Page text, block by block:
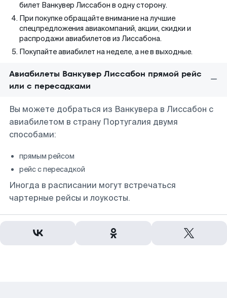
билет Ванкувер Лиссабон в одну сторону.
При покупке обращайте внимание на лучшие
спецпредложения авиакомпаний, акции, скидки и
распродажи авиабилетов из Лиссабона.
Покупайте авиабилет на неделе, а не в выходные.
Авиабилеты Ванкувер Лиссабон прямой рейс
или с пересадками
Вы можете добраться из Ванкувера в Лиссабон с
авиабилетом в страну Португалия двумя
способами:
прямым рейсом
рейс с пересадкой
Иногда в расписании могут встречаться
чартерные рейсы и лоукосты.